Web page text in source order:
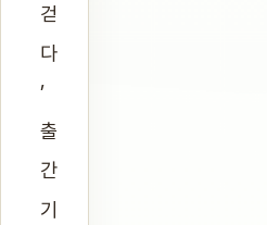
걷
다
’
출
간
기